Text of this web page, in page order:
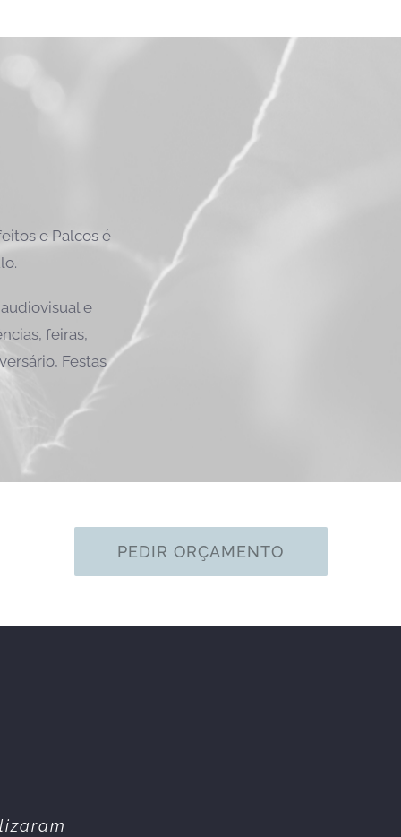
e Palcos é
e
feiras,
Festas
PEDIR ORÇAMENTO
os